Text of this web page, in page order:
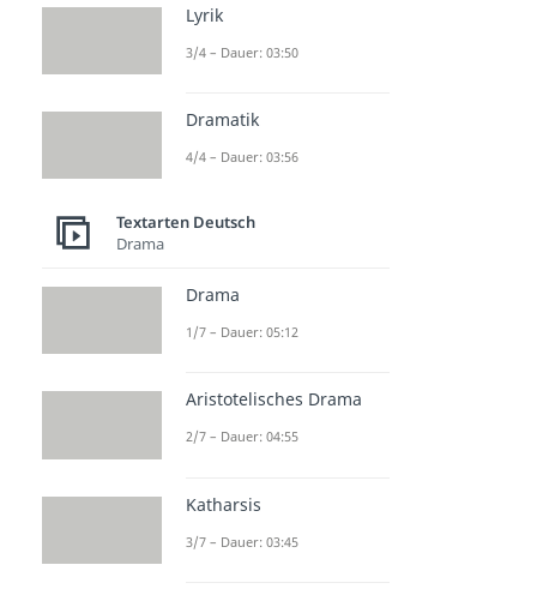
Lyrik
3/4 – Dauer: 03:50
Dramatik
4/4 – Dauer: 03:56
Textarten Deutsch
Drama
Drama
1/7 – Dauer: 05:12
Aristotelisches Drama
2/7 – Dauer: 04:55
Katharsis
3/7 – Dauer: 03:45